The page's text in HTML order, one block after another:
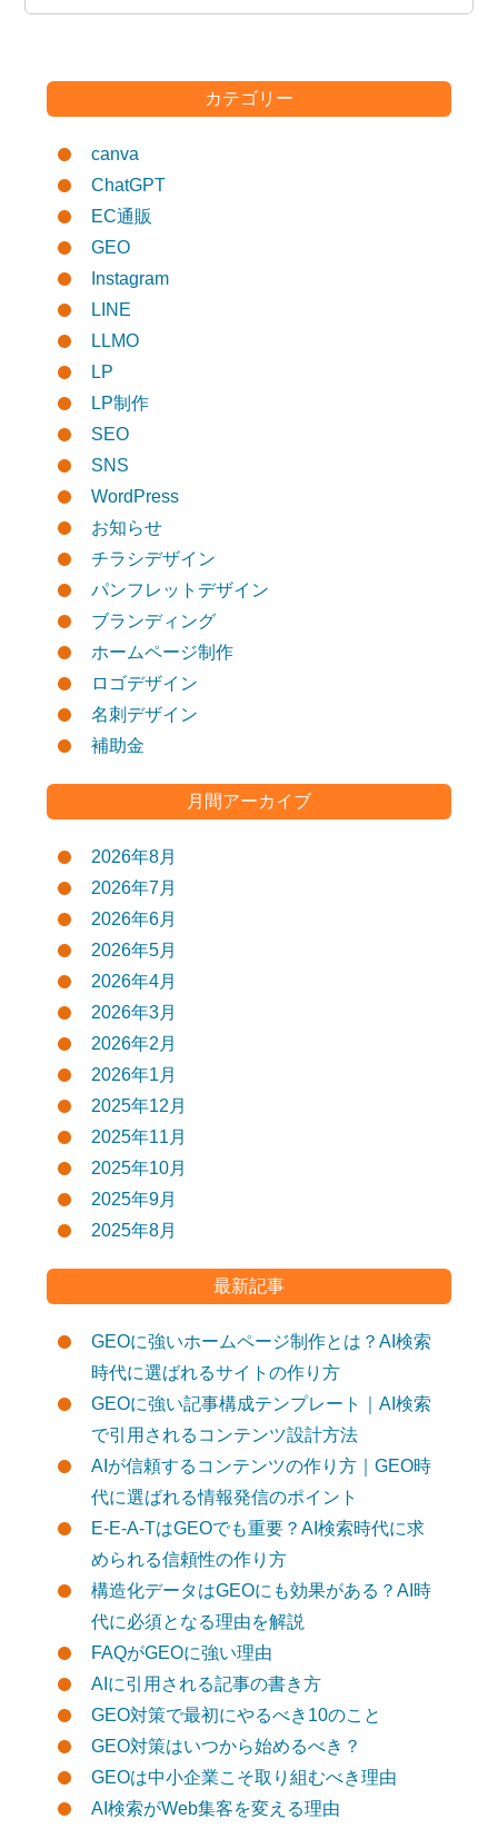
カテゴリー
canva
ChatGPT
EC通販
GEO
Instagram
LINE
LLMO
LP
LP制作
SEO
SNS
WordPress
お知らせ
チラシデザイン
パンフレットデザイン
ブランディング
ホームページ制作
ロゴデザイン
名刺デザイン
補助金
月間アーカイブ
2026年8月
2026年7月
2026年6月
2026年5月
2026年4月
2026年3月
2026年2月
2026年1月
2025年12月
2025年11月
2025年10月
2025年9月
2025年8月
最新記事
GEOに強いホームページ制作とは？AI検索
時代に選ばれるサイトの作り方
GEOに強い記事構成テンプレート｜AI検索
で引用されるコンテンツ設計方法
AIが信頼するコンテンツの作り方｜GEO時
代に選ばれる情報発信のポイント
E-E-A-TはGEOでも重要？AI検索時代に求
められる信頼性の作り方
構造化データはGEOにも効果がある？AI時
代に必須となる理由を解説
FAQがGEOに強い理由
AIに引用される記事の書き方
GEO対策で最初にやるべき10のこと
GEO対策はいつから始めるべき？
GEOは中小企業こそ取り組むべき理由
AI検索がWeb集客を変える理由